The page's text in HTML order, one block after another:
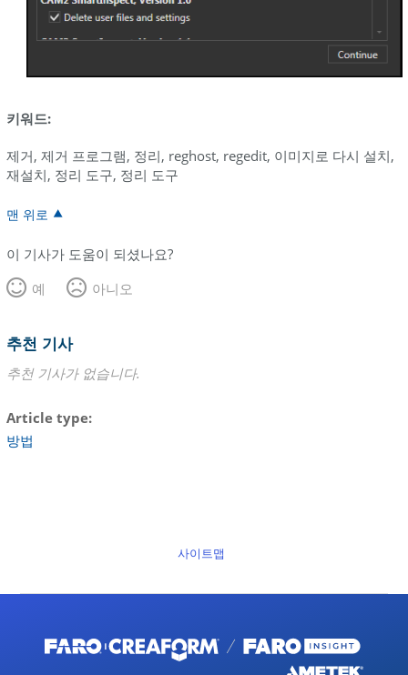
키워드:
제거, 제거 프로그램, 정리, reghost, regedit, 이미지로 다시 설치,
재설치, 정리 도구, 정리 도구
맨 위로
이 기사가 도움이 되셨나요?
예
아니오
추천 기사
추천 기사가 없습니다.
Article type
방법
사이트맵